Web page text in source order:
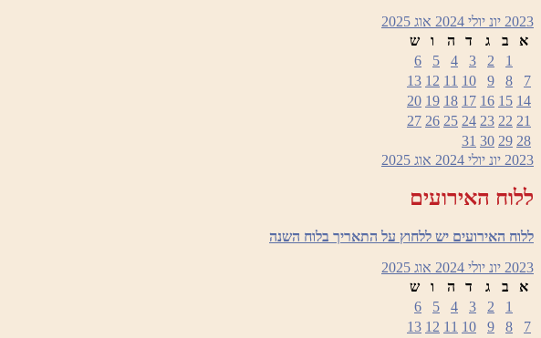
2023 יונ יולי 2024 אוג 2025
א
ב ג ד ה ו
ש
1
2
3
4
5
6
7
8
9
10
11
12
13
14
15
16
17
18
19
20
21
22
23
24
25
26
27
28
29
30
31
2023 יונ יולי 2024 אוג 2025
ללוח האירועים
ללוח האירועים יש ללחוץ על התאריך בלוח השנה
2023 יונ יולי 2024 אוג 2025
א
ב ג ד ה ו
ש
1
2
3
4
5
6
7
8
9
10
11
12
13